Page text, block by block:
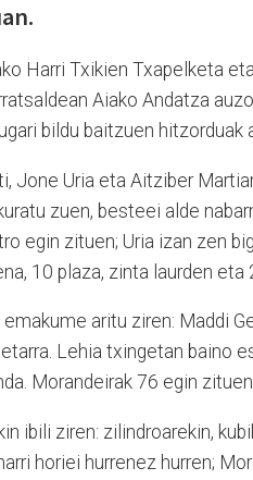
Harri Txikien Txapelketa
Aiako Andatza
bildu baitzuen hitzorduak
Jone Uria eta Aitziber
zuen, besteei alde
egin zituen; Uria izan zen
10 plaza, zinta laurden eta
aritu ziren: Maddi
Lehia txingetan baino
Morandeirak 76 egin
ibili ziren: zilindroarekin,
horiei hurrenez hurren;